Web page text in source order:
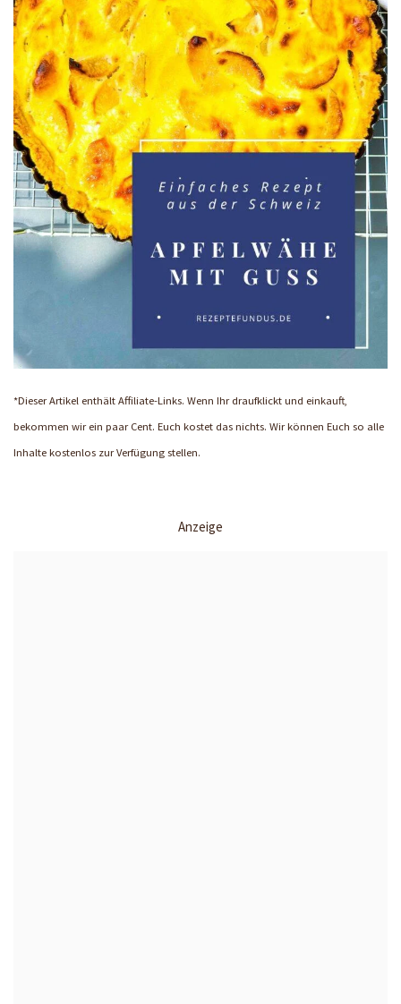
*Dieser Artikel enthält Affiliate-Links. Wenn Ihr draufklickt und einkauft,
bekommen wir ein paar Cent. Euch kostet das nichts. Wir können Euch so alle
Inhalte kostenlos zur Verfügung stellen.
Anzeige